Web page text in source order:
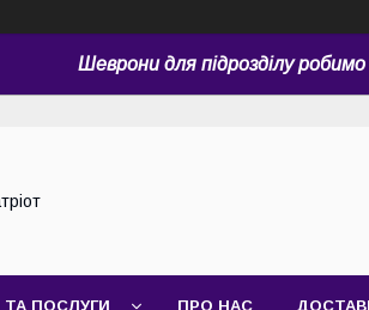
Шеврони для підрозділу робимо
ТА ПОСЛУГИ ПРО НАС